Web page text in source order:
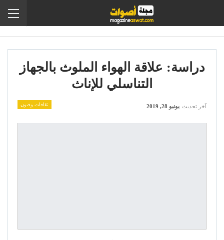
دراسة: علاقة الهواء الملوث بالجهاز
التناسلي للإناث
ثقافات وفنون آخر تحديث يونيو 28, 2019